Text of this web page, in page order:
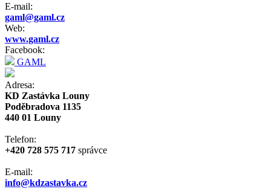
E-mail:
gaml@gaml.cz
Web:
www.gaml.cz
Facebook:
GAML
Adresa:
KD Zastávka Louny
Poděbradova 1135
440 01 Louny
Telefon:
+420 728 575 717 správce
E-mail:
info@kdzastavka.cz